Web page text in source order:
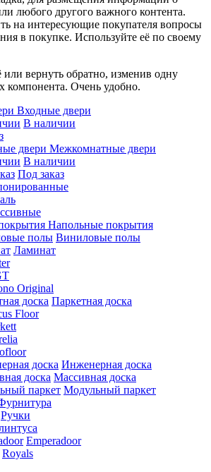
любого другого важного контента.
на интересующие покупателя вопросы
в покупке. Используйте её по своему
вернуть обратно, изменив одну
компонента. Очень удобно.
Входные двери
В наличии
Межкомнатные двери
В наличии
Под заказ
Напольные покрытия
Виниловые полы
Ламинат
Original
Паркетная доска
Floor
Инженерная доска
Массивная доска
Модульный паркет
Ручки
Emperadoor
Royals